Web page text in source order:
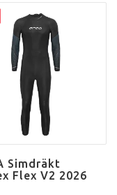
Simdräkt
Flex V2 2026